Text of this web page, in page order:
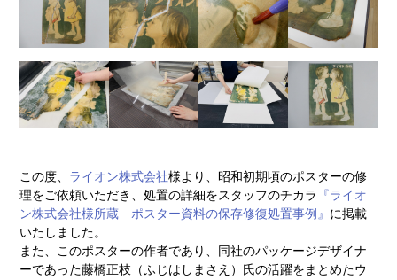
この度、 ライオン株式会社様より、昭和初期頃のポスターの修
理をご依頼いただき、処置の詳細をスタッフのチカラ
『ライオ
ン株式会社様所蔵 ポスター資料の保存修復処置事例』 に掲載
いたしました。
また、このポスターの作者であり、同社のパッケージデザイナ
ーであった藤橋正枝（ふじはしまさえ）氏の活躍をまとめたウ